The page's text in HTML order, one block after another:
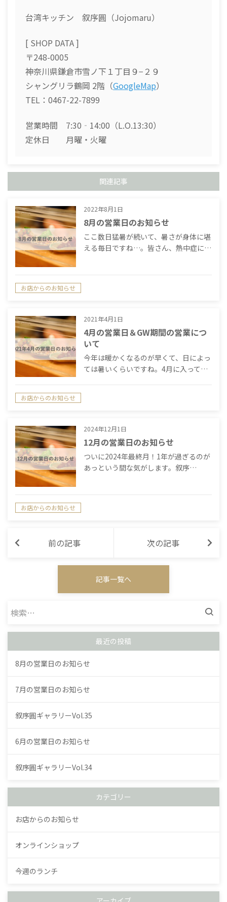
e
b
o
o
k
a
台湾キッチン 叙序圓（Jojomaru）
[ SHOP DATA ]
〒248-0005
神奈川県鎌倉市雪ノ下１丁目９−２９
シャングリラ鶴岡 2階（GoogleMap）
TEL：0467-22-7899
営業時間 7:30‐14:00（L.O.13:30）
定休日 月曜・火曜
関連記事
2022年8月1日
8月の営業日のお知らせ
ここ数日猛暑が続いて、暑さが身体に堪
える毎日ですね…。皆さん、熱中症に…
お店からのお知らせ
2021年4月1日
4月の営業日＆GW期間の営業につ
いて
今年は暖かくなるのが早くて、日によっ
ては暑いくらいですね。4月に入って…
お店からのお知らせ
2024年12月1日
12月の営業日のお知らせ
ついに2024年最終月！1年が過ぎるのが
あっという間な気がします。叙序…
お店からのお知らせ
前の記事 次の記事
記事一覧へ
索:
最近の投稿
8月の営業日のお知らせ
7月の営業日のお知らせ
叙序圓ギャラリーVol.35
6月の営業日のお知らせ
叙序圓ギャラリーVol.34
カテゴリー
お店からのお知らせ
オンラインショップ
今週のランチ